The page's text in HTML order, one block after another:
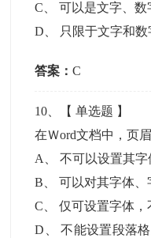
C 、可以是文字、
D
只限于文字和
答案：C
10 、【单选题 】
在Ｗord文档中，页
A
、不可以设置其
B 、可以对其字体
C 、仅可设置字体
D 、不能设置段落